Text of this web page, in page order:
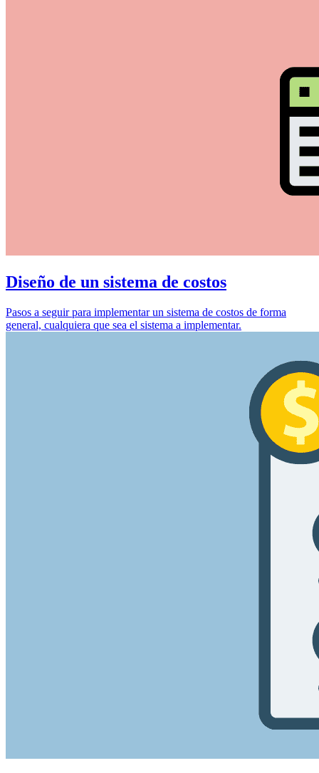
Diseño de un sistema de costos
Pasos a seguir para implementar un sistema de costos de forma
general, cualquiera que sea el sistema a implementar.